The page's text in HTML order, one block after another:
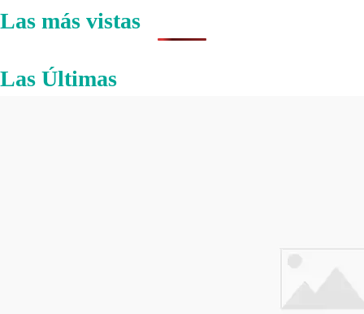
Las más vistas
Las Últimas